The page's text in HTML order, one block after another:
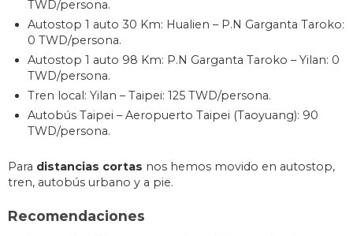
TWD/persona.
Autostop 1 auto 30 Km: Hualien – P.N Garganta Taroko:
0 TWD/persona.
Autostop 1 auto 98 Km: P.N Garganta Taroko – Yilan: 0
TWD/persona.
Tren local: Yilan – Taipei: 125 TWD/persona.
Autobús Taipei – Aeropuerto Taipei (Taoyuang): 90
TWD/persona.
Para distancias cortas nos hemos movido en autostop,
tren, autobús urbano y a pie.
Recomendaciones